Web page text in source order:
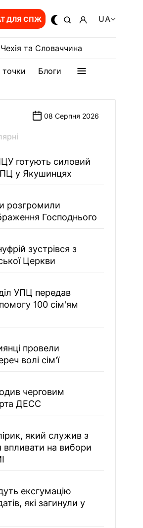
ДЛЯ СПЖ UA
Чехія та Словаччина
точки Блоги
08 Серпня 2026
готують силовий
у Якушинцях
розгромили
Господнього
зустрівся з
Церкви
УПЦ передав
100 сім'ям
провели
волі сім'ї
черговим
ДЕСС
який служив з
впливати на вибори
ексгумацію
які загинули у